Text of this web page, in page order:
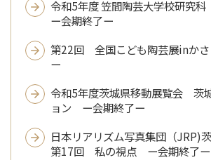
令和5年度 笠間陶芸大学校研究
ー会期終了ー
第22回 全国こども陶芸展inか
ー
令和5年度茨城県移動展覧会 茨
ョン ー会期終了ー
日本リアリズム写真集団（JRP)
第17回 私の視点 ー会期終了